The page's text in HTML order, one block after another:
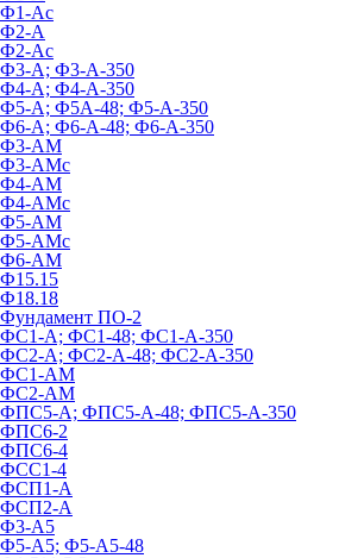
Ф1-Ас
Ф2-А
Ф2-Ас
Ф3-А; Ф3-А-350
Ф4-А; Ф4-А-350
Ф5-А; Ф5А-48; Ф5-А-350
Ф6-А; Ф6-А-48; Ф6-А-350
Ф3-АМ
Ф3-АМс
Ф4-АМ
Ф4-АМс
Ф5-АМ
Ф5-АМс
Ф6-АМ
Ф15.15
Ф18.18
Фундамент ПО‑2
ФС1-А; ФС1-48; ФС1-А-350
ФС2-А; ФС2-А-48; ФС2-А-350
ФС1-АМ
ФС2-АМ
ФПС5-А; ФПС5-А-48; ФПС5-А-350
ФПС6-2
ФПС6-4
ФСС1-4
ФСП1-А
ФСП2-А
Ф3-А5
Ф5-А5; Ф5-А5-48